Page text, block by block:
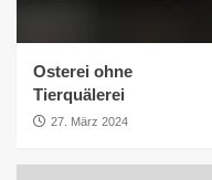
Osterei ohne
Tierquälerei
27. März 2024